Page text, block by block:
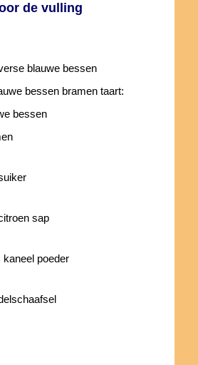
de vulling
blauwe bessen
bessen bramen taart:
bessen
sap
kaneel poeder